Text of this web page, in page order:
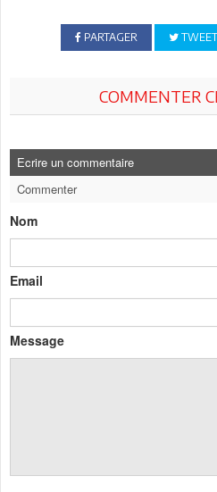
PARTAGER
COMMENTER
Ecrire un commentaire
Commenter
Nom
Email
Message